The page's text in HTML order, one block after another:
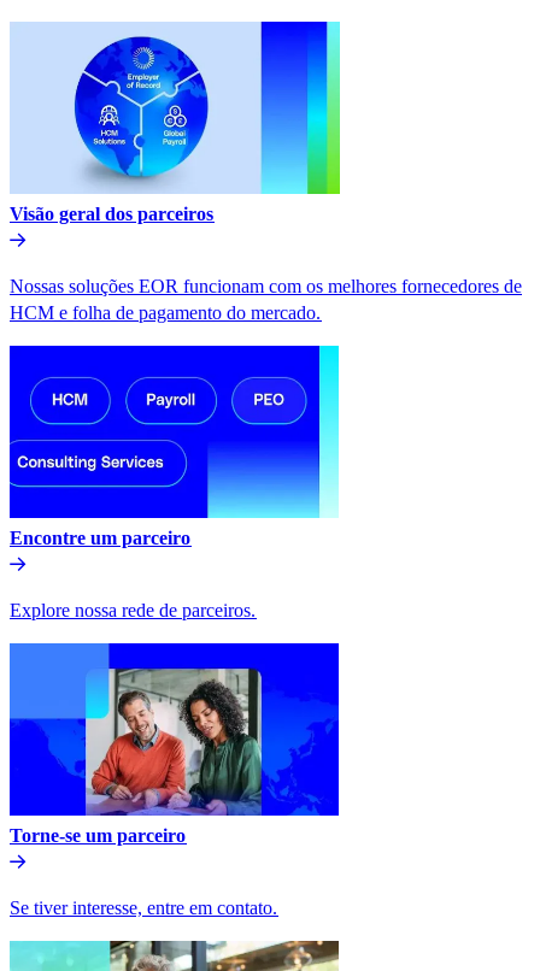
Visão geral dos parceiros​​
Nossas soluções EOR funcionam com os melhores fornecedores de
HCM e folha de pagamento do mercado.​​
Encontre um parceiro​​
Explore nossa rede de parceiros.​​
Torne-se um parceiro​​
Se tiver interesse, entre em contato.​​